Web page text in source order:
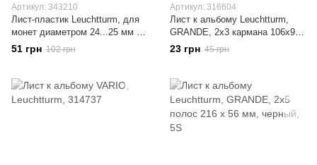
Артикул: 343210
Лист-пластик Leuchtturm, для
монет диаметром 24...25 мм в
капсулах
51 грн 102 грн
Артикул: 316604
Лист к альбому Leuchtturm,
GRANDE, 2x3 кармана 106x98
мм, прозрачный
23 грн 45 грн